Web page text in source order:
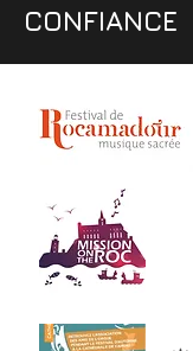
CONFIANCE